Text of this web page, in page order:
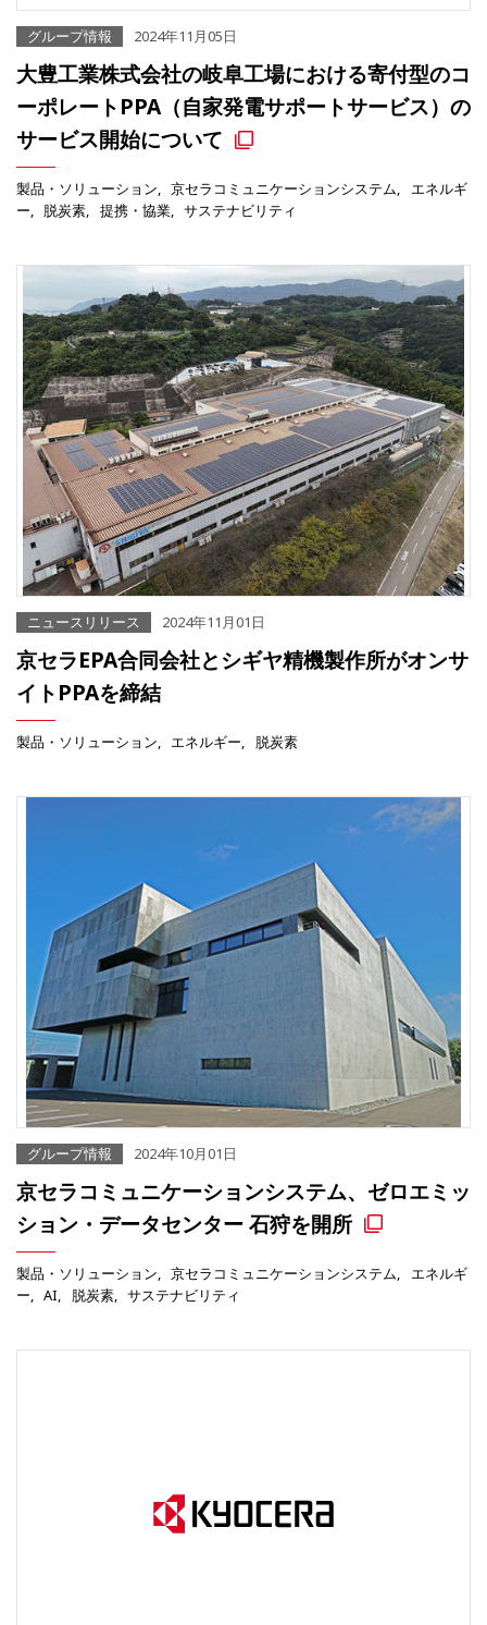
グループ情報 2024年11月05日
大豊工業株式会社の岐阜工場における寄付型のコ
ーポレートPPA（自家発電サポートサービス）の
サービス開始について
製品・ソリューション 京セラコミュニケーションシステム
エネルギ
ー
脱炭素 提携・協業 サステナビリティ
ニュースリリース 2024年11月01日
京セラEPA合同会社とシギヤ精機製作所がオンサ
イトPPAを締結
製品・ソリューション エネルギー 脱炭素
グループ情報 2024年10月01日
京セラコミュニケーションシステム、ゼロエミッ
ション・データセンター 石狩を開所
製品・ソリューション 京セラコミュニケーションシステム
エネルギ
ー
AI 脱炭素 サステナビリティ